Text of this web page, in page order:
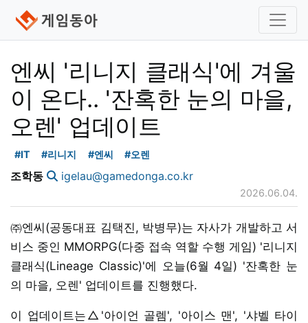
엔씨 '리니지 클래식'에 겨울
이 온다.. '잔혹한 눈의 마을,
오렌' 업데이트
#IT #리니지 #엔씨 #오렌
조학동 igelau@gamedonga.co.kr
2026.06.04.
㈜엔씨(공동대표 김택진, 박병무)는 자사가 개발하고 서
비스 중인 MMORPG(다중 접속 역할 수행 게임) '리니지
클래식(Lineage Classic)'에 오늘(6월 4일) '잔혹한 눈
의 마을, 오렌' 업데이트를 진행했다.
이 업데이트는△'아이언 골렘', '아이스 맨', '샤벨 타이